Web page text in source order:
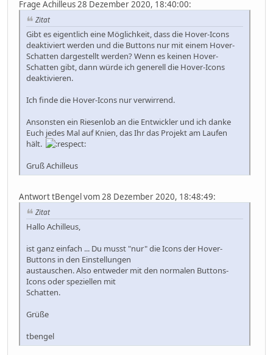
Frage Achilleus 28 Dezember 2020, 18:40:00:
Zitat
Gibt es eigentlich eine Möglichkeit, dass die Hover-Icons
deaktiviert werden und die Buttons nur mit einem Hover-
Schatten dargestellt werden? Wenn es keinen Hover-
Schatten gibt, dann würde ich generell die Hover-Icons
deaktivieren.
Ich finde die Hover-Icons nur verwirrend.
Ansonsten ein Riesenlob an die Entwickler und ich danke
Euch jedes Mal auf Knien, das Ihr das Projekt am Laufen
hält.
Gruß Achilleus
Antwort tBengel vom 28 Dezember 2020, 18:48:49:
Zitat
Hallo Achilleus,
ist ganz einfach ... Du musst "nur" die Icons der Hover-
Buttons in den Einstellungen
austauschen. Also entweder mit den normalen Buttons-
Icons oder speziellen mit
Schatten.
Grüße
tbengel